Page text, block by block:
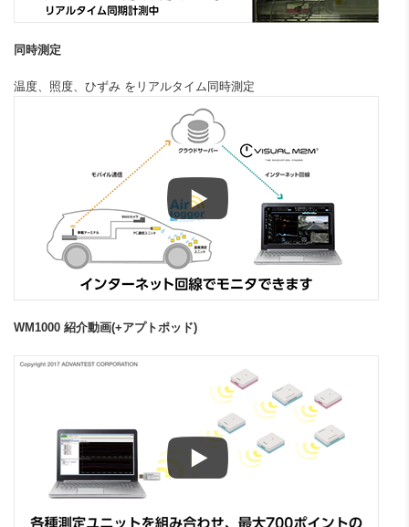
同時測定
温度、照度、ひずみ をリアルタイム同時測定
WM1000 紹介動画(+アプトポッド)